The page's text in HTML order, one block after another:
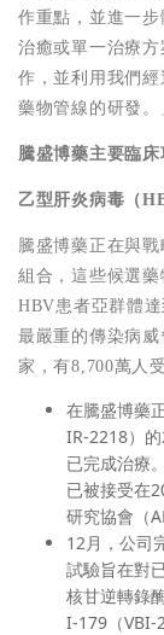
作重點，並進一
治癒或單一治療
作，並利用我們
藥物管線的研發。
騰盛博藥主要臨
乙型肝炎病毒（
騰盛博藥正在與
組合，這些候選
HBV患者亞群體
最嚴重的傳染病
家，有8,700萬人
在騰盛博藥
IR-2218）
已完成治療
已被接受在
研究協會（
12月，公司
試驗旨在對
核甘逆轉錄
I-179（VBI-